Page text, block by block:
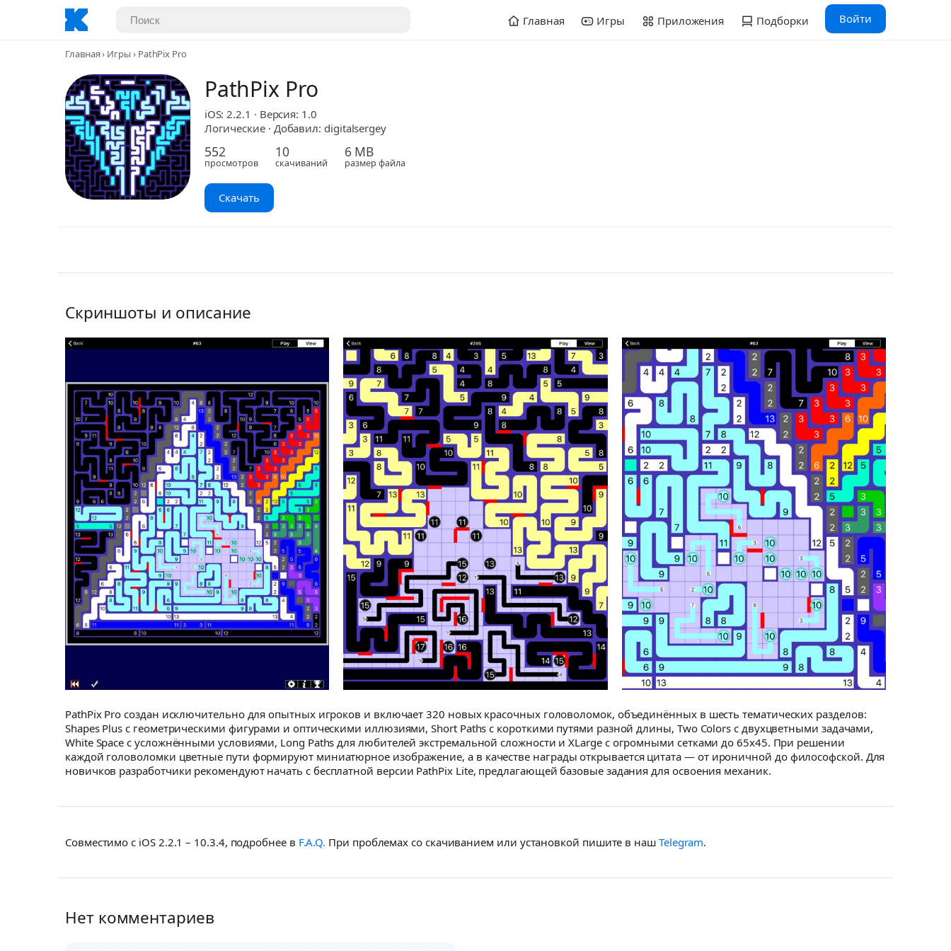
Главная Игры Приложения Подборки Войти
Главная Игры PathPix Pro
PathPix Pro
iOS: 2.2.1 · Версия: 1.0
Логические · Добавил: digitalsergey
552
просмотров
10
скачиваний
6 MB
размер файла
Скачать
Скриншоты и описание
PathPix Pro создан исключительно для опытных игроков и включает 320 новых красочных головоломок, объединённых в шесть тематических разделов:
Shapes Plus с геометрическими фигурами и оптическими иллюзиями, Short Paths с короткими путями разной длины, Two Colors с двухцветными задачами,
White Space с усложнёнными условиями, Long Paths для любителей экстремальной сложности и XLarge с огромными сетками до 65x45. При решении
каждой головоломки цветные пути формируют миниатюрное изображение, а в качестве награды открывается цитата — от ироничной до философской. Для
новичков разработчики рекомендуют начать с бесплатной версии PathPix Lite, предлагающей базовые задания для освоения механик.
Совместимо с iOS 2.2.1 – 10.3.4, подробнее в F.A.Q. При проблемах со скачиванием или установкой пишите в наш Telegram.
Нет комментариев